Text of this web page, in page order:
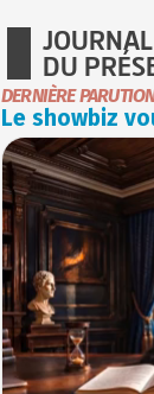
DU
DERNIÈRE
Le showbiz